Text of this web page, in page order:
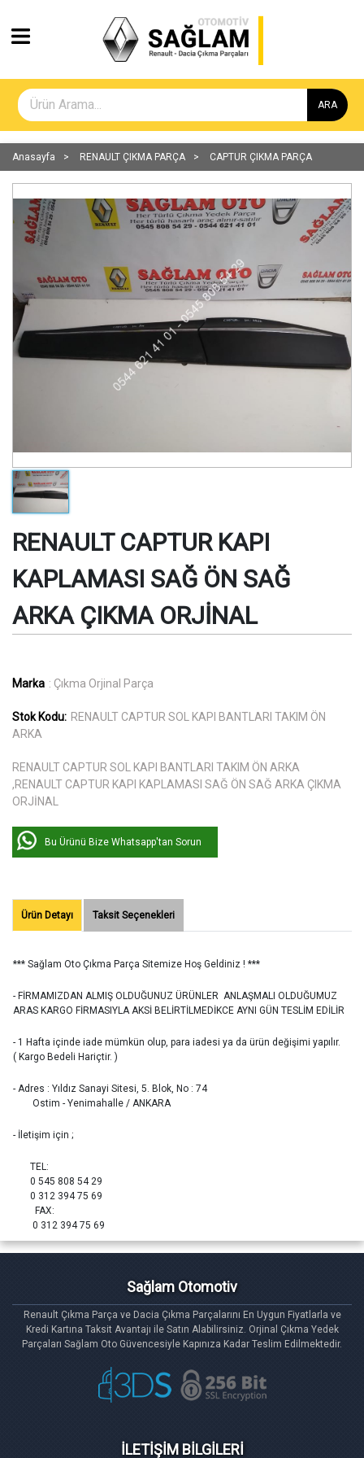
ARA
Anasayfa RENAULT ÇIKMA PARÇA CAPTUR ÇIKMA PARÇA
RENAULT CAPTUR KAPI
KAPLAMASI SAĞ ÖN SAĞ
ARKA ÇIKMA ORJİNAL
Marka : Çıkma Orjinal Parça
Stok Kodu: RENAULT CAPTUR SOL KAPI BANTLARI TAKIM ÖN
ARKA
RENAULT CAPTUR SOL KAPI BANTLARI TAKIM ÖN ARKA
,RENAULT CAPTUR KAPI KAPLAMASI SAĞ ÖN SAĞ ARKA ÇIKMA
ORJİNAL
Bu Ürünü Bize Whatsapp'tan Sorun
Ürün Detayı Taksit Seçenekleri
*** Sağlam Oto Çıkma Parça Sitemize Hoş Geldiniz ! ***
- FİRMAMIZDAN ALMIŞ OLDUĞUNUZ ÜRÜNLER ANLAŞMALI OLDUĞUMUZ
ARAS KARGO FİRMASIYLA AKSİ BELİRTİLMEDİKCE AYNI GÜN TESLİM EDİLİR
- 1 Hafta içinde iade mümkün olup, para iadesi ya da ürün değişimi yapılır.
( Kargo Bedeli Hariçtir. )
- Adres : Yıldız Sanayi Sitesi, 5. Blok, No : 74
Ostim - Yenimahalle / ANKARA
- İletişim için ;
TEL:
0 545 808 54 29
0 312 394 75 69
FAX:
0 312 394 75 69
Sağlam Otomotiv
Renault Çıkma Parça ve Dacia Çıkma Parçalarını En Uygun Fiyatlarla ve
Kredi Kartına Taksit Avantajı ile Satın Alabilirsiniz. Orjinal Çıkma Yedek
Parçaları Sağlam Oto Güvencesiyle Kapınıza Kadar Teslim Edilmektedir.
İLETİŞİM BİLGİLERİ